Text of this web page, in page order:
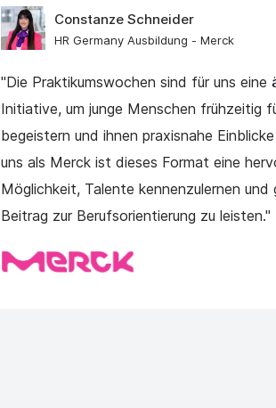
Constanze Schneider
HR Germany Ausbildung - Merck
"Die Praktikumswochen sind für uns eine
Initiative, um junge Menschen frühzeitig
begeistern und ihnen praxisnahe
uns als Merck ist dieses Format eine
Möglichkeit, Talente kennenzulernen und
Beitrag zur Berufsorientierung zu leisten."